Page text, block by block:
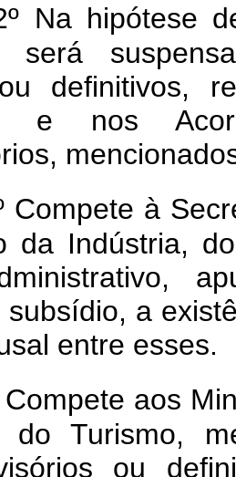
Na hipótese
será
definitivos,
e nos
Compete à
da Indústria,
subsídio, a
entre esses.
Compete aos
do Turismo,
ou